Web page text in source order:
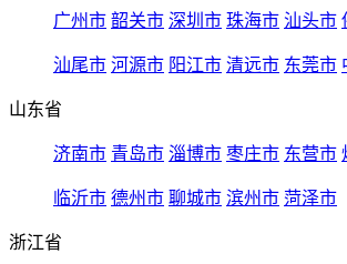
广州市 韶关市 深圳市 珠海市 汕头市
汕尾市 河源市 阳江市 清远市 东莞市
山东省
济南市 青岛市 淄博市 枣庄市 东营市
临沂市 德州市 聊城市 滨州市 菏泽市
浙江省